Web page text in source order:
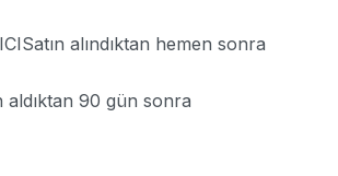
Satın alındıktan hemen sonra
aldıktan 90 gün sonra